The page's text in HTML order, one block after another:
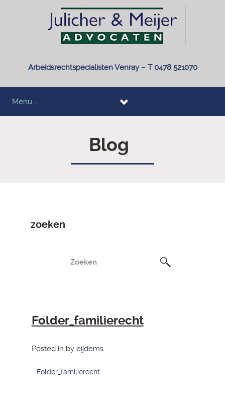
Arbeidsrechtspecialisten Venray – T 0478 521070
Menu ...
Blog
zoeken
Folder_familierecht
Posted in by eijdems
Folder_familierecht